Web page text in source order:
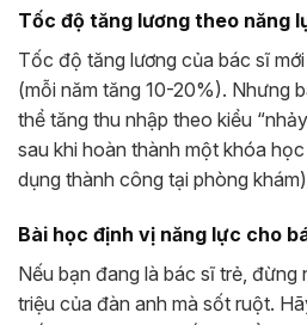
Tốc độ tăng lương theo năng
Tốc độ tăng lương của bác sĩ
(mỗi năm tăng 10-20%). Nhưng
thể tăng thu nhập theo kiểu
sau khi hoàn thành một khóa
dụng thành công tại phòng
Bài học định vị năng lực cho
Nếu bạn đang là bác sĩ trẻ,
triệu của đàn anh mà sốt ruột.